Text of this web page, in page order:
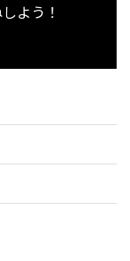
よう！